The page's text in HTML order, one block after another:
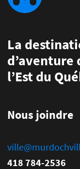
La
d’aventure
l’Est du
Nous joindre
418 784-2536